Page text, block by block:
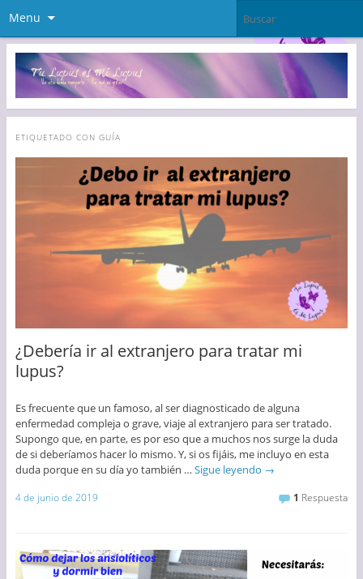
Menu
ETIQUETADO CON GUÍA
¿Debería ir al extranjero para tratar mi
lupus?
Es frecuente que un famoso, al ser diagnosticado de alguna
enfermedad compleja o grave, viaje al extranjero para ser tratado.
Supongo que, en parte, es por eso que a muchos nos surge la duda
de si deberíamos hacer lo mismo. Y, si os fijáis, me incluyo en esta
duda porque en su día yo también … Sigue leyendo →
4 de junio de 2019 1 Respuesta